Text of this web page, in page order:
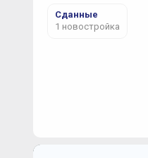
Сданные
1 новостройка